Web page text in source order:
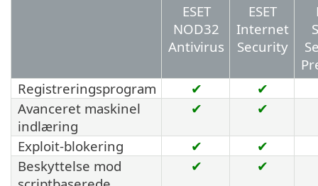
ESET
NOD32
Antivirus
ESET
Internet
Security
Registreringsprogram
✔
✔
Avanceret maskinel
indlæring
✔ ✔
Exploit-blokering ✔
✔
Beskyttelse mod
✔ ✔